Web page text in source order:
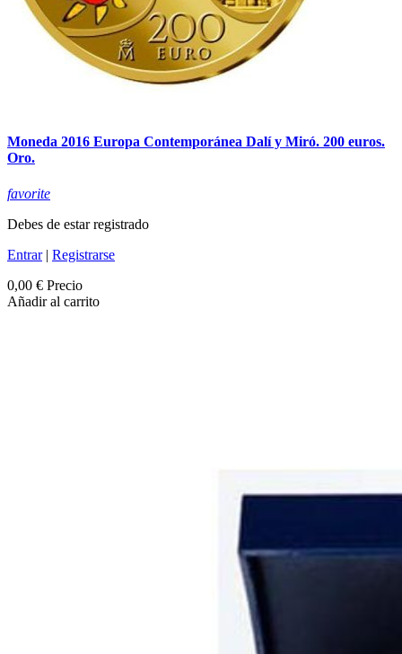
Moneda 2016 Europa Contemporánea Dalí y Miró. 200 euros.
Oro.
favorite
Debes de estar registrado
Entrar| Registrarse
0,00 € Precio
Añadir al carrito